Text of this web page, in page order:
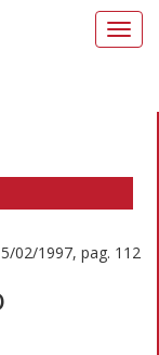
02/1997, pag. 112